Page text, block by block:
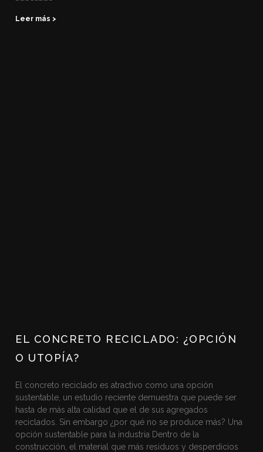
Leer más >
EL CONCRETO RECICLADO: ¿OPCIÓN
O UTOPÍA?
El concreto reciclado es atractivo como una opción
sustentable, un estudio reciente demuestra que puede ser
hasta de más alta calidad que el de sus agregados
reciclados. Sin embargo ¿por qué no se produce más? Una
opción sustentable para la industria Dentro de la
construcción, el material que más residuos y desperdicios